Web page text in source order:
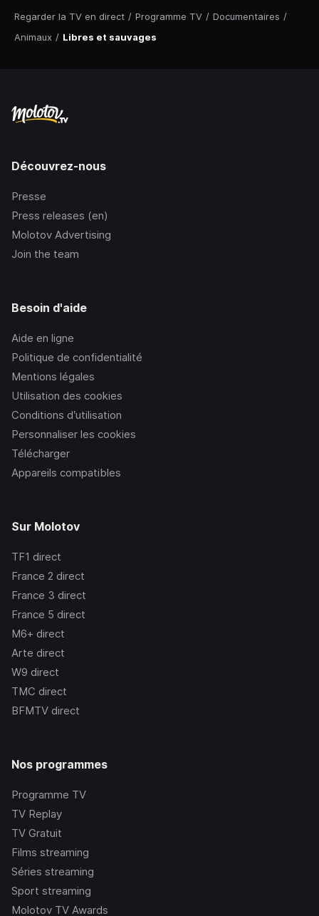
Regarder la TV en direct / Programme TV / Documentaires /
Animaux / Libres et sauvages
Découvrez-nous
Presse
Press releases (en)
Molotov Advertising
Join the team
Besoin d'aide
Aide en ligne
Politique de confidentialité
Mentions légales
Utilisation des cookies
Conditions d’utilisation
Personnaliser les cookies
Télécharger
Appareils compatibles
Sur Molotov
TF1 direct
France 2 direct
France 3 direct
France 5 direct
M6+ direct
Arte direct
W9 direct
TMC direct
BFMTV direct
Nos programmes
Programme TV
TV Replay
TV Gratuit
Films streaming
Séries streaming
Sport streaming
Molotov TV Awards